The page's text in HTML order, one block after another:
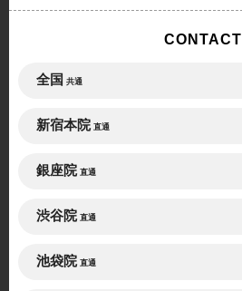
CONTACT
全国 共通
新宿本院 直通
銀座院 直通
渋谷院 直通
池袋院 直通